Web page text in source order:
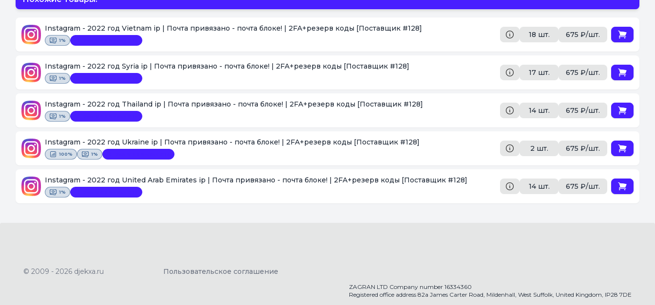
Instagram - 2022 год Vietnam ip | Почта привязано - почта блоке! | 2FA+резерв коды [Поставщик #128]
1%
18 шт. 675 ₽/шт.
Instagram - 2022 год Syria ip | Почта привязано - почта блоке! | 2FA+резерв коды [Поставщик #128]
1%
17 шт. 675 ₽/шт.
Instagram - 2022 год Thailand ip | Почта привязано - почта блоке! | 2FA+резерв коды [Поставщик #128]
1%
14 шт. 675 ₽/шт.
Instagram - 2022 год Ukraine ip | Почта привязано - почта блоке! | 2FA+резерв коды [Поставщик #128]
100% 1%
2 шт. 675 ₽/шт.
Instagram - 2022 год United Arab Emirates ip | Почта привязано - почта блоке! | 2FA+резерв коды [Поставщик #128]
1%
14 шт. 675 ₽/шт.
© 2009 - 2026 djekxa.ru Пользовательское соглашение
ZAGRAN LTD Company number 16334360
Registered office address 82a James Carter Road, Mildenhall, West Suffolk, United Kingdom, IP28 7DE